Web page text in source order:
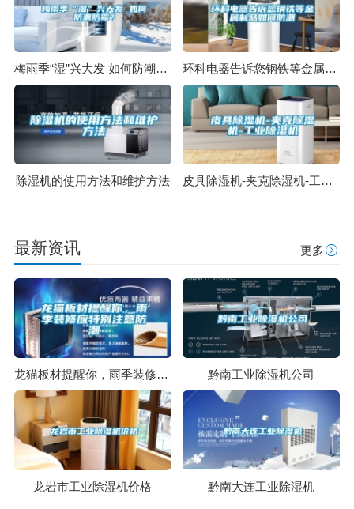
梅雨季“湿”兴大发 如何防潮防霉？ 环科电器告诉您钢铁等金属制品如何防潮
除湿机的使用方法和维护方法 皮具除湿机-夹克除湿机-工业除湿机
最新资讯 更多
龙猫板材提醒你，雨季装修应特别注意防潮 黔南工业除湿机公司
龙岩市工业除湿机价格 黔南大连工业除湿机